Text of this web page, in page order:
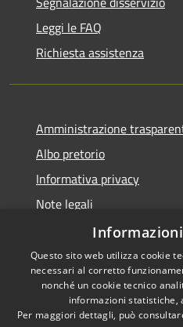
Leggi le FAQ
Richiesta assistenza
Amministrazione
Albo pretorio
Informativa privacy
Note legali
Dichiarazione di accessibilità
RSS
Questo sito web utilizza cookie
necessari al corretto
nonché un cookie tecnico
informazioni statistiche,
Per maggiori dettagli, può